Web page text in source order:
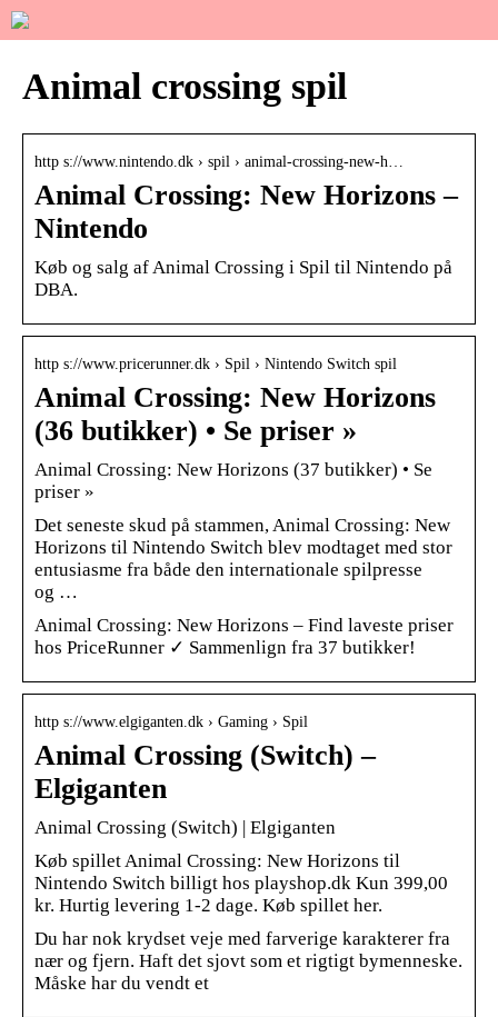
Animal crossing spil
http s://www.nintendo.dk › spil › animal-crossing-new-h…
Animal Crossing: New Horizons –
Nintendo
Køb og salg af Animal Crossing i Spil til Nintendo på
DBA.
http s://www.pricerunner.dk › Spil › Nintendo Switch spil
Animal Crossing: New Horizons
(36 butikker) • Se priser »
Animal Crossing: New Horizons (37 butikker) • Se
priser »
Det seneste skud på stammen, Animal Crossing: New
Horizons til Nintendo Switch blev modtaget med stor
entusiasme fra både den internationale spilpresse
og …
Animal Crossing: New Horizons – Find laveste priser
hos PriceRunner ✓ Sammenlign fra 37 butikker!
http s://www.elgiganten.dk › Gaming › Spil
Animal Crossing (Switch) –
Elgiganten
Animal Crossing (Switch) | Elgiganten
Køb spillet Animal Crossing: New Horizons til
Nintendo Switch billigt hos playshop.dk Kun 399,00
kr. Hurtig levering 1-2 dage. Køb spillet her.
Du har nok krydset veje med farverige karakterer fra
nær og fjern. Haft det sjovt som et rigtigt bymenneske.
Måske har du vendt et